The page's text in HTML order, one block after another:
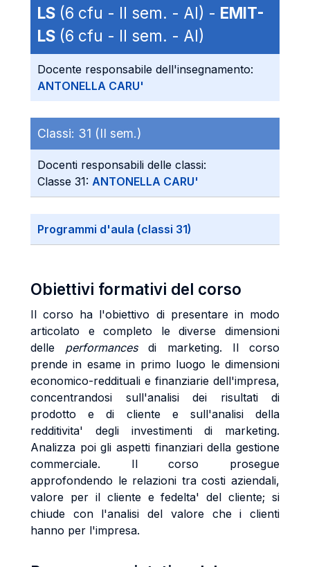
LS (6 cfu - II sem. - AI) - EMIT-
LS (6 cfu - II sem. - AI)
Docente responsabile dell'insegnamento:
ANTONELLA CARU'
Classi: 31 (II sem.)
Docenti responsabili delle classi:
Classe 31: ANTONELLA CARU'
Programmi d'aula (classi 31)
Obiettivi formativi del corso
Il corso ha l'obiettivo di presentare in modo
articolato e completo le diverse dimensioni
delle performancesdi marketing. Il corso
prende in esame in primo luogo le dimensioni
economico-reddituali e finanziarie dell'impresa,
concentrandosi sull'analisi dei risultati di
prodotto e di cliente e sull'analisi della
redditivita' degli investimenti di marketing.
Analizza poi gli aspetti finanziari della gestione
commerciale. Il corso prosegue
approfondendo le relazioni tra costi aziendali,
valore per il cliente e fedelta' del cliente; si
chiude con l'analisi del valore che i clienti
hanno per l'impresa.